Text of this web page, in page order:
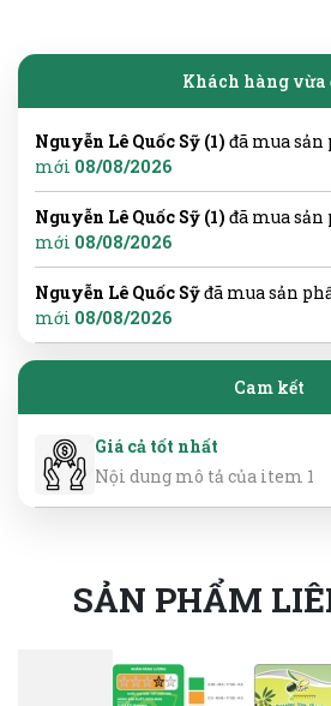
Khách hàng vừa
Nguyễn Lê Quốc Sỹ (1) đã mua sản
mới 08/08/2026
Nguyễn Lê Quốc Sỹ (1) đã mua sản
mới 08/08/2026
Nguyễn Lê Quốc Sỹđã mua sản
mới 08/08/2026
Cam kết
Giá cả tốt nhất
Nội dung mô tả của item 1
SẢN PHẨM